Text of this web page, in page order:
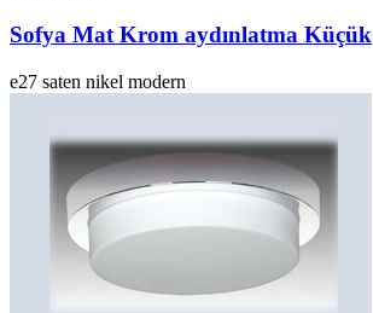
Sofya Mat Krom aydınlatma Küçük
e27 saten nikel modern